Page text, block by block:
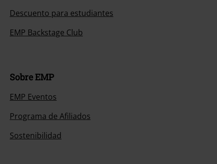
Descuento para estudiantes
EMP Backstage Club
Sobre EMP
EMP Eventos
Programa de Afiliados
Sostenibilidad